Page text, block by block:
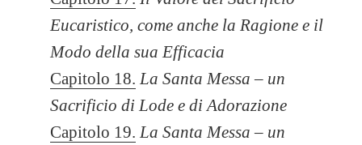
Eucaristico, come anche la Ragione e il
Modo della sua Efficacia
Capitolo 18. La Santa Messa – un
Sacrificio di Lode e di Adorazione
Capitolo 19. La Santa Messa – un